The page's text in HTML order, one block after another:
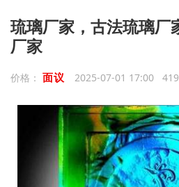
琉璃厂家，古法琉璃厂
厂家
价格： 面议 2025-07-01 17:00